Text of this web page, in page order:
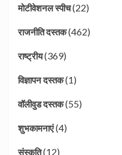
मोटीवेशनल स्पीच(22)
राजनीति दस्तक(462)
राष्ट्रीय(369)
विज्ञापन दस्तक(1)
वॉलीवुड दस्तक(55)
शुभकामनाएं(4)
संस्कृति(12)